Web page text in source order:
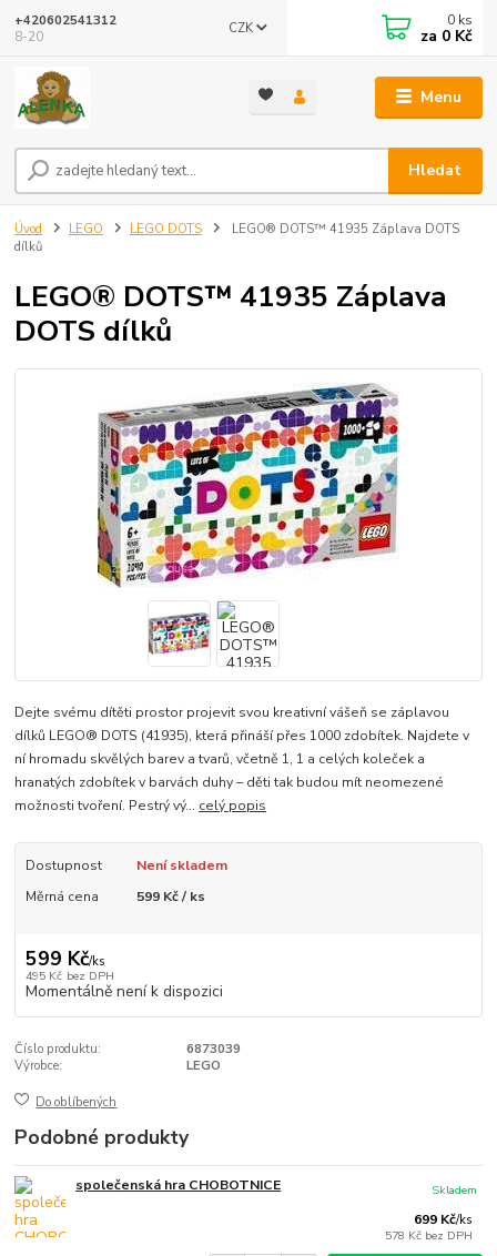
Menu
CZK
Hledat
+420602541312
8-20
0 ks
za 0 Kč
Úvod LEGO LEGO DOTS
LEGO® DOTS™ 41935 Záplava DOTS
dílků
LEGO® DOTS™ 41935 Záplava
DOTS dílků
Dejte svému dítěti prostor projevit svou kreativní vášeň se záplavou
dílků LEGO® DOTS (41935), která přináší přes 1000 zdobítek. Najdete v
ní hromadu skvělých barev a tvarů, včetně 1, 1 a celých koleček a
hranatých zdobítek v barvách duhy – děti tak budou mít neomezené
možnosti tvoření. Pestrý vý... celý popis
Dostupnost
Není skladem
Měrná cena
599 Kč / ks
599 Kč/ks
495 Kč bez DPH
Momentálně není k dispozici
Číslo produktu:
6873039
Výrobce:
LEGO
Do oblíbených
Podobné produkty
společenská hra CHOBOTNICE
699 Kč/ks
578 Kč bez DPH
Skladem